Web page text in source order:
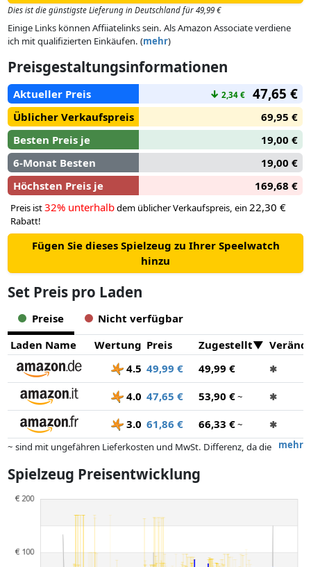
in elkaar kan zetten.
Dies ist die günstigste Lieferung in Deutschland für 49,99 €
Einige Links können Affiiatelinks sein. Als Amazon Associate verdiene
ich mit qualifizierten Einkäufen. (mehr)
Preisgestaltungsinformationen
Aktueller Preis ↓ 2,34 € 47,65 €
Üblicher Verkaufspreis
69,95 €
Besten Preis je
19,00 €
6-Monat Besten
19,00 €
Höchsten Preis je
169,68 €
Preis ist32% unterhalbdem üblicher Verkaufspreis, ein 22,30 €
Rabatt!
Fügen Sie dieses Spielzeug zu Ihrer Speelwatch
hinzu
Set Preis pro Laden
Preise
Nicht verfügbar
Laden Name
Wertung Preis Zugestellt
4.5 49,99 € 49,99 € ✱
4.0 47,65 € 53,90 €~ ✱
3.0 61,86 € 66,33 €~
✱
mehr
~ sind mit ungefähren Lieferkosten und MwSt. Differenz, da die
abweichen können.
Vergütungen durch Partner haben darauf keinerlei Einfluss. Nur bei
gleichen Preisen können historische Leistungen die Ordnung
beeinflussen.
Spielzeug Preisentwicklung